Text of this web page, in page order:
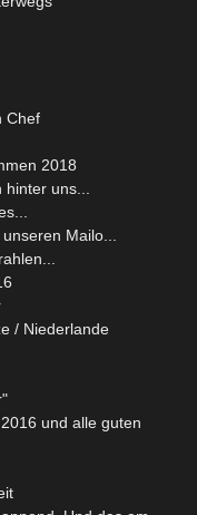
Chef
2018
hinter uns...
Mailo...
/ Niederlande
und alle guten